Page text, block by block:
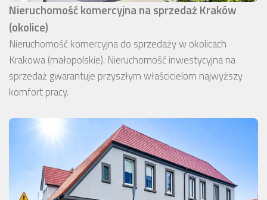
Nieruchomość komercyjna na sprzedaż Kraków
(okolice)
Nieruchomość komercyjna do sprzedaży w okolicach
Krakowa (małopolskie). Nieruchomość inwestycyjna na
sprzedaż gwarantuje przyszłym właścicielom najwyższy
komfort pracy.